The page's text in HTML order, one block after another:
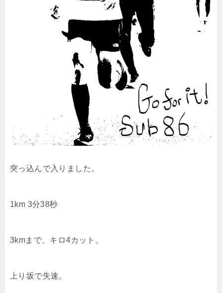
突っ込んで入りました。
1km 3分38秒
3kmまで、キロ4カット。
上り坂で失速。